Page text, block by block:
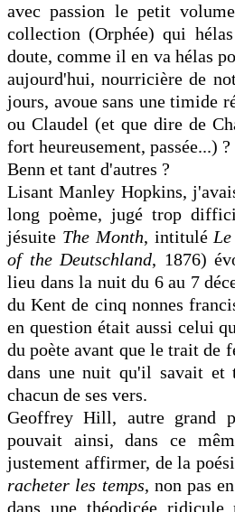
avec passion le petit
collection (Orphée) qui
doute, comme il en va hélas
aujourd'hui, nourricière de
jours, avoue sans une timide
ou Claudel (et que dire de
fort heureusement, passée...)
Benn et tant d'autres ?
Lisant Manley Hopkins,
long poème, jugé trop
jésuite The Month, intitulé
of the Deutschland, 1876)
lieu dans la nuit du 6 au 7
du Kent de cinq nonnes
en question était aussi celui
du poète avant que le trait de
dans une nuit qu'il savait et
chacun de ses vers.
Geoffrey Hill, autre grand
pouvait ainsi, dans ce
justement affirmer, de la
racheter les temps, non pas
dans une théodicée ridicule